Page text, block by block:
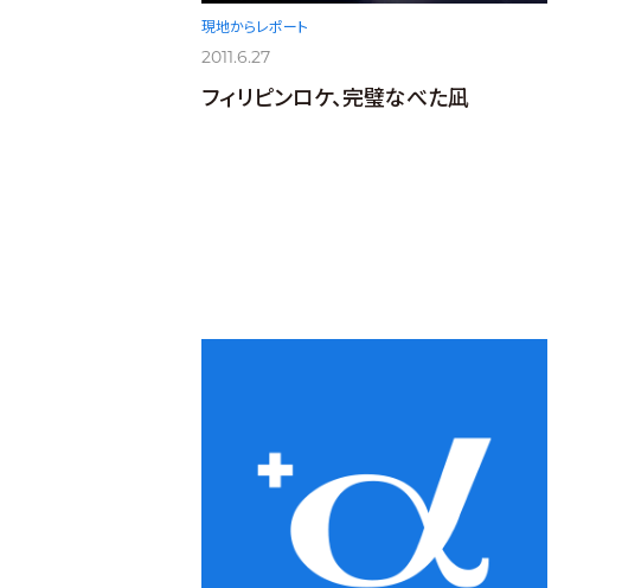
現地からレポート
2011.6.27
フィリピンロケ、完璧なべた凪